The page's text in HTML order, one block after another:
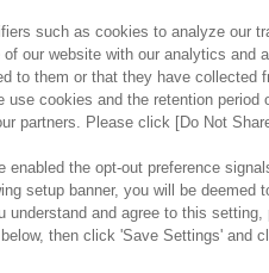
食品のご
such as cookies to analyze our
our website with our analytics and
to them or that they have
use cookies and the retention
partners. Please click [Do Not
enabled the opt-out preference
setup banner, you will be
understand and agree to this
then click 'Save Settings' and